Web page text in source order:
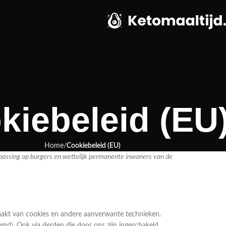
Home Cookiebeleid (EU)
op burgers en wettelijk permanente inwoners van de
van cookies en andere aanverwante technieken.